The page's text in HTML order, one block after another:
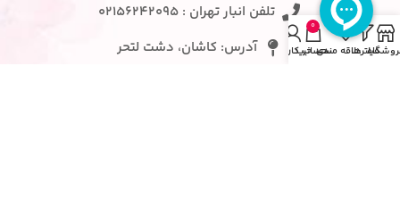
تلفن انبار تهران : ۰۲۱۵۶۲۴۲۰۹۵
آدرس: کاشان، دشت لتحر
فیلترهاعلاقه مندی
0
سبد خرید
حساب کاربری من